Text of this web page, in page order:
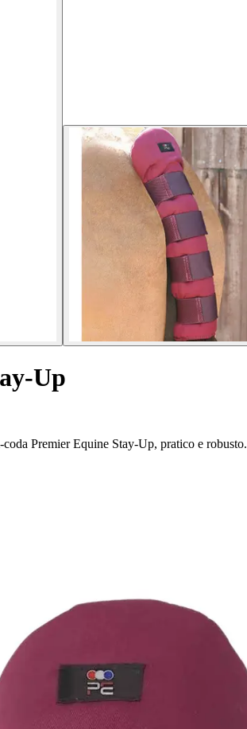
Up
Premier Equine Stay-Up, pratico e robusto.